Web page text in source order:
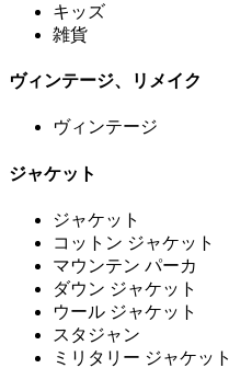
キッズ
雑貨
ヴィンテージ、リメイク
ヴィンテージ
ジャケット
ジャケット
コットン ジャケット
マウンテン パーカ
ダウン ジャケット
ウール ジャケット
スタジャン
ミリタリー ジャケット